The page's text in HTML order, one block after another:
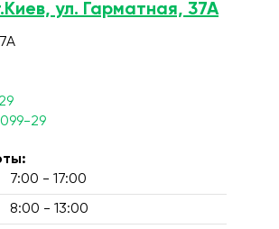
ул. Гарматная, 37А
29
7:00 - 17:00
8:00 - 13:00